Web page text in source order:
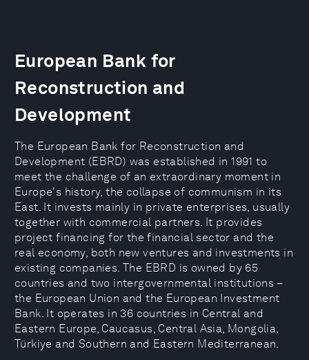
European Bank for
Reconstruction and
Development
The European Bank for Reconstruction and
Development (EBRD) was established in 1991 to
meet the challenge of an extraordinary moment in
Europe's history, the collapse of communism in its
East. It invests mainly in private enterprises, usually
together with commercial partners. It provides
project financing for the financial sector and the
real economy, both new ventures and investments in
existing companies. The EBRD is owned by 65
countries and two intergovernmental institutions –
the European Union and the European Investment
Bank. It operates in 36 countries in Central and
Eastern Europe, Caucasus, Central Asia, Mongolia,
Türkiye and Southern and Eastern Mediterranean.